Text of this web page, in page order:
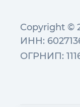
Copyright ©
ИНН:
ОГРНИП: